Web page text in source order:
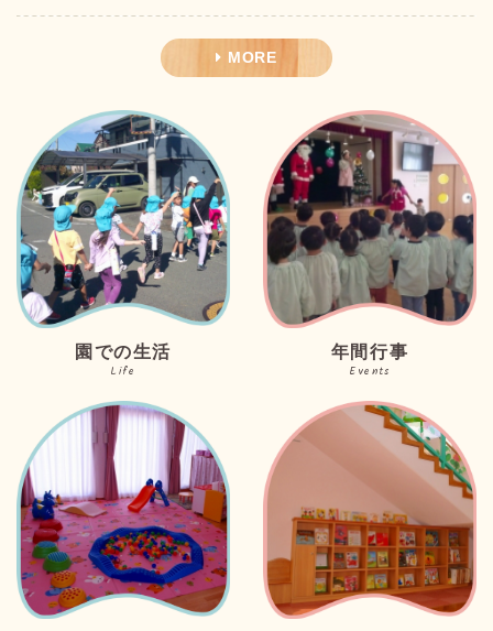
MORE
園での生活
Life
年間行事
Events